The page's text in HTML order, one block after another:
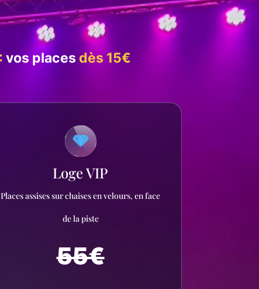
vos places dès 15€
Loge VIP
Places assises sur chaises en velours, en face
de la piste
55€